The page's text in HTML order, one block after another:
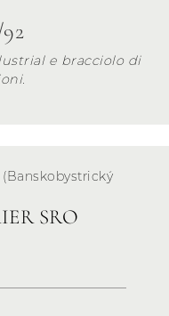
e bracciolo di
SRO